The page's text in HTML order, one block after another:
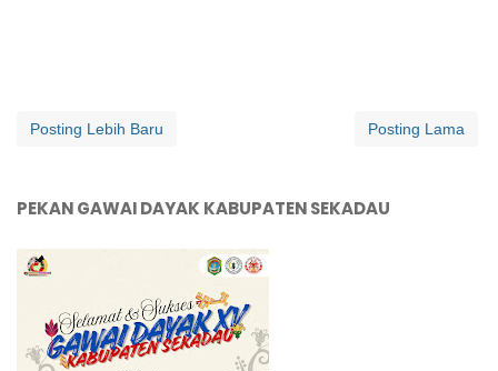
Posting Lebih Baru Posting Lama
PEKAN GAWAI DAYAK KABUPATEN SEKADAU